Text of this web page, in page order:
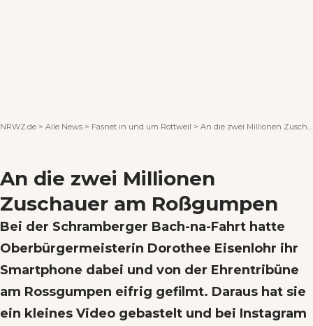
NRWZ.de > Alle News > Fasnet in und um Rottweil > An die zwei Millionen Zuschauer am Roßgumpen
An die zwei Millionen
Zuschauer am Roßgumpen
Bei der Schramberger Bach-na-Fahrt hatte
Oberbürgermeisterin Dorothee Eisenlohr ihr
Smartphone dabei und von der Ehrentribüne
am Rossgumpen eifrig gefilmt. Daraus hat sie
ein kleines Video gebastelt und bei Instagram